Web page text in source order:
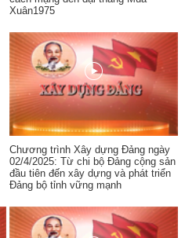
Xuân1975
Chương trình Xây dựng Đảng ngày
02/4/2025: Từ chi bộ Đảng cộng sản
đầu tiên đến xây dựng và phát triển
Đảng bộ tỉnh vững mạnh